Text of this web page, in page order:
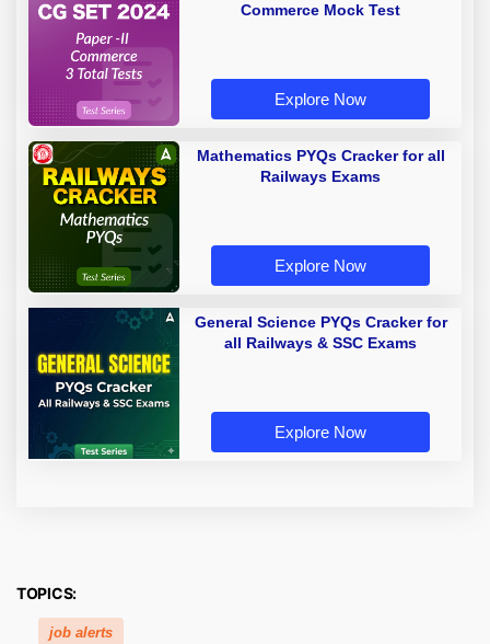
Commerce Mock Test
Explore Now
Mathematics PYQs Cracker for all
Railways Exams
Explore Now
General Science PYQs Cracker for
all Railways & SSC Exams
Explore Now
TOPICS:
job alerts